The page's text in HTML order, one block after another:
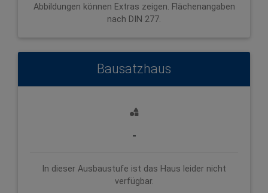
Abbildungen können Extras zeigen. Flächenangaben
nach DIN 277.
Bausatzhaus
-
In dieser Ausbaustufe ist das Haus leider nicht
verfügbar.